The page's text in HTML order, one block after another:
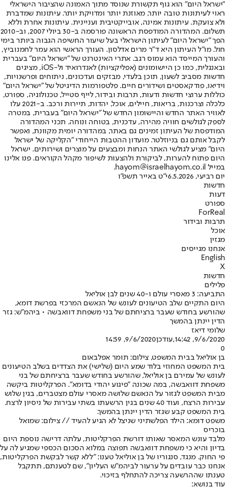
"ישראל היום" הוא גוף תקשורת שנוסד מתוך האמונה שהציבור הישראלי
ראוי לעיתונות טובה יותר, מאוזנת יותר ומדויקת יותר. עיתונות שמדברת
ולא צועקת. עיתונות אמינה, אובייקטיבית ועניינית. עיתונות אחרת וללא
תשלום. המהדורה המודפסת הראשונה פורסמה ב-30 ביולי 2007, וב-2010
הפך "ישראל היום" לעיתון הישראלי בעל שיעור החשיפה הגבוה ביותר בימי
חול. מו"ל העיתון היא ד"ר מרים אדלסון. העורך הראשי הוא עמר לחמנוביץ,
והעורך המייסד הוא עמוס רגב. אתרי האינטרנט של "ישראל היום" בעברית
ובאנגלית, כמו כן היישומונים (אפליקציות) לאנדרואיד ול-iOS, מציגים
חדשות מסביב לשעון, תוכן בלעדי, מבזקים ועדכונים, ניתוחים ופרשנויות,
וידיאו, פודקאסטים ושידורים חיים. פלטפורמות הדיגיטל של "ישראל היום"
כוללות ערוצי חדשות ודעות, תרבות ובידור, לייף סטייל, טכנולוגיה, ספורט,
כלכלה וצרכנות, בריאות, חיילים, אוכל, יהדות, תיירות ורכב. ב-2021 עלו
לאוויר האתר החדש והיישומון החדש של "ישראל היום" בעברית, במטרה
לספק לגולשים חוויה מהירה, עדכנית, בטוחה ונוחה. תכני המהדורה
המודפסת של העיתון זמינים גם באתר, במהדורה יומית מקוונת, ואפשר
לקבל אותם גם בניוזלטר. מועדון ההטבות הייחודי "הקליקה של ישראל
היום" מציע לגולשי האתר הנחות ומבצעים על מוצרים ושירותים. ישראל
היום פתוח להערות, לביקורת ולהצעות לשיפור מקהל הקוראים. פנו אלינו
במייל hayom@israelhayom.co.il.
יום רביעי, 6.5.2026
י"ט באייר תשפ"ו
חדשות
דעות
ספורט
ForReal
תרבות ובידור
אוכל
מגזין
אנחנו מגייסים
English
X
חדשות
פלילים
התביעה: 3 מאסרי עולם ו-40 שנים לבן אוליאל
היום התקיים שלב הטיעונים לעונש של הנאשם המרכזי בפרשת דומא,
שהורשע בחודש שעבר ברציחתם של בני משפחת דוואבשה • ביהמ"ש: גזר
הדין יינתן בהמשך
שלומי דיאז
9/6/2020, 14:42
,עודכן9/6/2020, 14:59
0
בן אוליאל בבית המשפט, צילום: תומר אפלבאום
בית המשפט המחוזי בלוד שמע היום (שלישי) את הצדדים בשלב הטיעונים
לעונש של עמירם בן אוליאל, שהורשע בחודש שעבר ברציחתם של בני
משפחת דוואבשה, במה שכונה "פיגוע יהודי בדומא". הפרקליטות ביקשה
מבית המשפט לגזור על הנאשם שלושה מאסרי עולם מצטברים, בגין שלוש
עבירות הרצח, ועוד 40 שנים בגין הרשעתו בשתי עבירות של ניסיון לרצח.
בית המשפט קבע שגזר הדין יינתן בהמשך.
משפט דומא: הילד הפלשתיני שניצל לא הגיע להעיד // צילום: שמואל
בוכריס
מלבד עונש המאסר שאותו דורשת הפרקליטות, עלתה דרישה נוספת היום
בדיון והיא כי משפחת דוואבשה תפוצה במלוא הסכום הכספי שמגיע לה על
פי החוק. מנגד, סנגוריו של בן אוליאל טענו: "ללא קשר לבקשת הפרקליטות,
אנחנו כבר עובדים על ערעור לביהמ"ש העליון", שם לטענתם, תתקבל
טענתו שההרשעה צריכה להתחלף בזיכוי.
עוד בנושא: